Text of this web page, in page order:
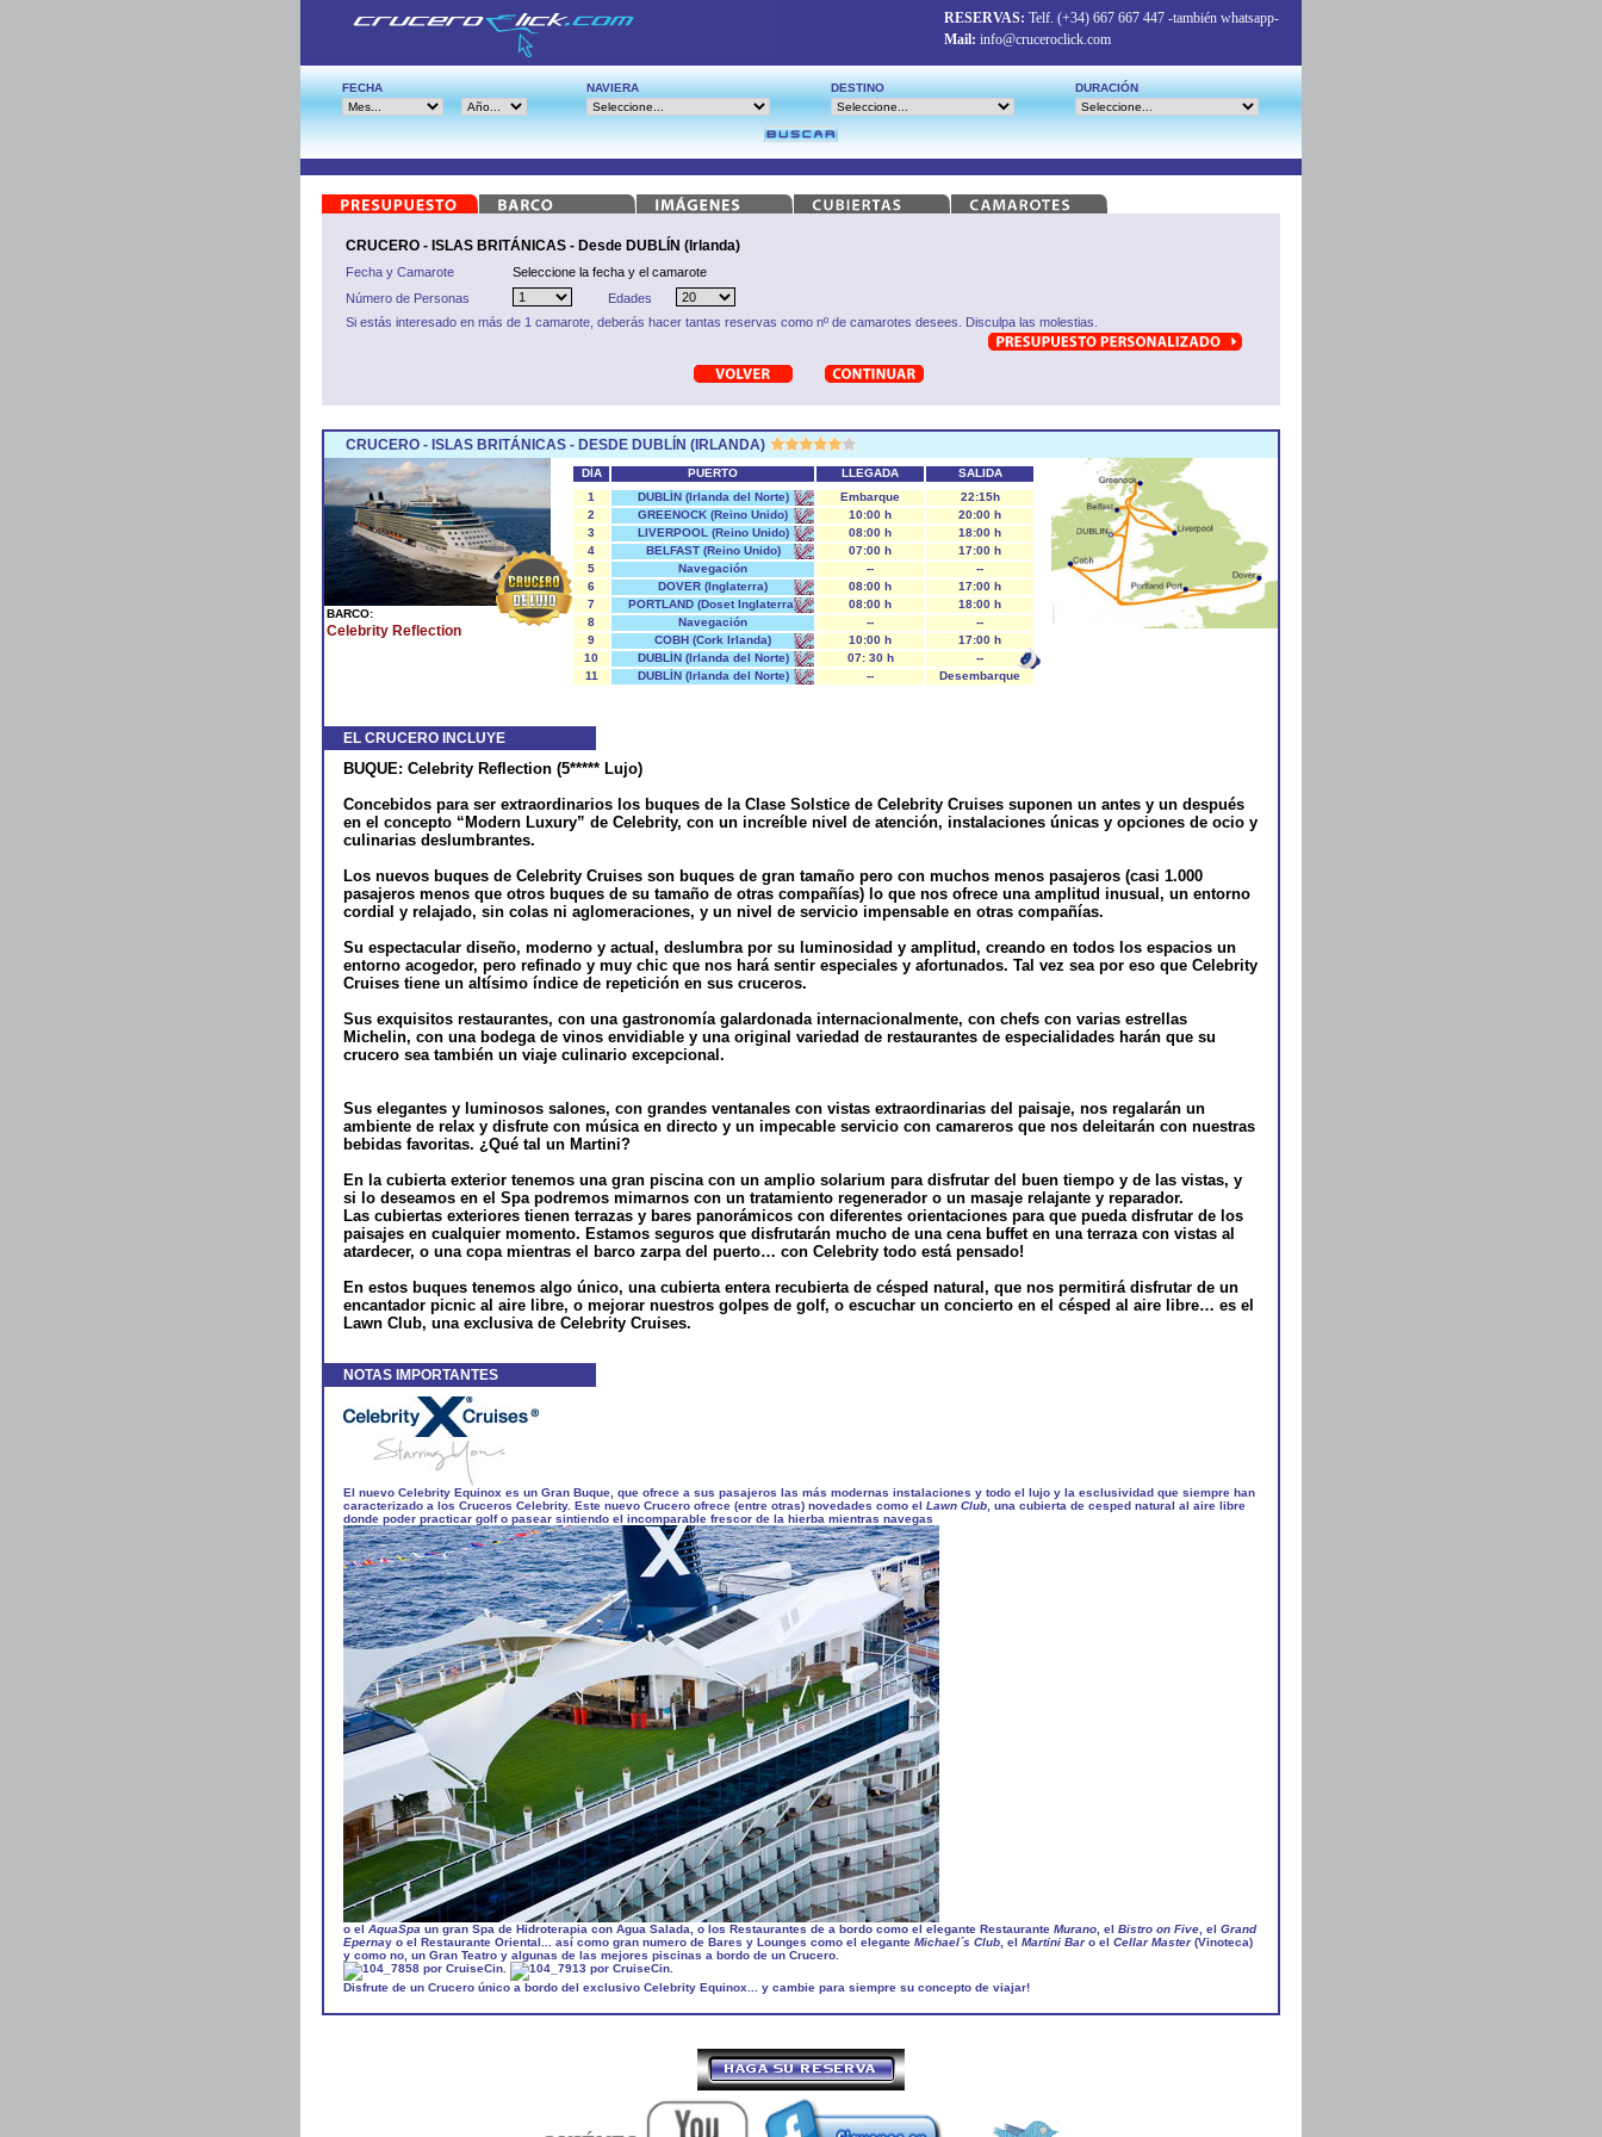
RESERVAS: Telf. (+34) 667 667 447 -también whatsapp-
Mail: info@cruceroclick.com
FECHA NAVIERA DESTINO DURACIÓN
CRUCERO - ISLAS BRITÁNICAS - Desde DUBLÍN (Irlanda)
Fecha y Camarote
Seleccione la fecha y el camarote
Número de Personas
Edades
Si estás interesado en más de 1 camarote, deberás hacer tantas reservas como nº de camarotes desees. Disculpa las molestias.
CRUCERO - ISLAS BRITÁNICAS - DESDE DUBLÍN (IRLANDA)
BARCO:
Celebrity Reflection
DÍA PUERTO LLEGADA
SALIDA
1
DUBLÍN (Irlanda del Norte) Embarque
22:15h
2
GREENOCK (Reino Unido) 10:00 h
20:00 h
3
LIVERPOOL (Reino Unido) 08:00 h
18:00 h
4
BELFAST (Reino Unido) 07:00 h
17:00 h
5
Navegación --
--
6
DOVER (Inglaterra) 08:00 h
17:00 h
7
PORTLAND (Doset Inglaterra) 08:00 h
18:00 h
8
Navegación --
--
9
COBH (Cork Irlanda) 10:00 h
17:00 h
10
DUBLÍN (Irlanda del Norte) 07: 30 h
--
11
DUBLÍN (Irlanda del Norte) -- Desembarque
EL CRUCERO INCLUYE
BUQUE: Celebrity Reflection (5***** Lujo)
Concebidos para ser extraordinarios los buques de la Clase Solstice de Celebrity Cruises suponen un antes y un después
en el concepto “Modern Luxury” de Celebrity, con un increíble nivel de atención, instalaciones únicas y opciones de ocio y
culinarias deslumbrantes.
Los nuevos buques de Celebrity Cruises son buques de gran tamaño pero con muchos menos pasajeros (casi 1.000
pasajeros menos que otros buques de su tamaño de otras compañías) lo que nos ofrece una amplitud inusual, un entorno
cordial y relajado, sin colas ni aglomeraciones, y un nivel de servicio impensable en otras compañías.
Su espectacular diseño, moderno y actual, deslumbra por su luminosidad y amplitud, creando en todos los espacios un
entorno acogedor, pero refinado y muy chic que nos hará sentir especiales y afortunados. Tal vez sea por eso que Celebrity
Cruises tiene un altísimo índice de repetición en sus cruceros.
Sus exquisitos restaurantes, con una gastronomía galardonada internacionalmente, con chefs con varias estrellas
Michelin, con una bodega de vinos envidiable y una original variedad de restaurantes de especialidades harán que su
crucero sea también un viaje culinario excepcional.
Sus elegantes y luminosos salones, con grandes ventanales con vistas extraordinarias del paisaje, nos regalarán un
ambiente de relax y disfrute con música en directo y un impecable servicio con camareros que nos deleitarán con nuestras
bebidas favoritas. ¿Qué tal un Martini?
En la cubierta exterior tenemos una gran piscina con un amplio solarium para disfrutar del buen tiempo y de las vistas, y
si lo deseamos en el Spa podremos mimarnos con un tratamiento regenerador o un masaje relajante y reparador.
Las cubiertas exteriores tienen terrazas y bares panorámicos con diferentes orientaciones para que pueda disfrutar de los
paisajes en cualquier momento. Estamos seguros que disfrutarán mucho de una cena buffet en una terraza con vistas al
atardecer, o una copa mientras el barco zarpa del puerto… con Celebrity todo está pensado!
En estos buques tenemos algo único, una cubierta entera recubierta de césped natural, que nos permitirá disfrutar de un
encantador picnic al aire libre, o mejorar nuestros golpes de golf, o escuchar un concierto en el césped al aire libre… es el
Lawn Club, una exclusiva de Celebrity Cruises.
NOTAS IMPORTANTES
El nuevo Celebrity Equinox es un Gran Buque, que ofrece a sus pasajeros las más modernas instalaciones y todo el lujo y la esclusividad que siempre han
caracterizado a los Cruceros Celebrity. Este nuevo Crucero ofrece (entre otras) novedades como el Lawn Club , una cubierta de cesped natural al aire libre
donde poder practicar golf o pasear sintiendo el incomparable frescor de la hierba mientras navegas
o el AquaSpa un gran Spa de Hidroterapia con Agua Salada, o los Restaurantes de a bordo como el elegante Restaurante Murano , el Bistro on Five , el Grand
Epernay o el Restaurante Oriental... así como gran numero de Bares y Lounges como el elegante Michael´s Club , el Martini Baro el Cellar Master(Vinoteca)
y como no, un Gran Teatro y algunas de las mejores piscinas a bordo de un Crucero.
Disfrute de un Crucero único a bordo del exclusivo Celebrity Equinox... y cambie para siempre su concepto de viajar!